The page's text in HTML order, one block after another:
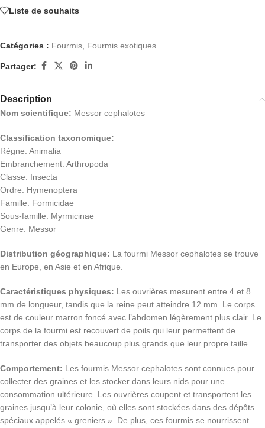
Liste de souhaits
Catégories : Fourmis, Fourmis exotiques
Partager:
Description
Nom scientifique: Messor cephalotes
Classification taxonomique:
Règne: Animalia
Embranchement: Arthropoda
Classe: Insecta
Ordre: Hymenoptera
Famille: Formicidae
Sous-famille: Myrmicinae
Genre: Messor
Distribution géographique: La fourmi Messor cephalotes se trouve
en Europe, en Asie et en Afrique.
Caractéristiques physiques: Les ouvrières mesurent entre 4 et 8
mm de longueur, tandis que la reine peut atteindre 12 mm. Le corps
est de couleur marron foncé avec l’abdomen légèrement plus clair. Le
corps de la fourmi est recouvert de poils qui leur permettent de
transporter des objets beaucoup plus grands que leur propre taille.
Comportement: Les fourmis Messor cephalotes sont connues pour
collecter des graines et les stocker dans leurs nids pour une
consommation ultérieure. Les ouvrières coupent et transportent les
graines jusqu’à leur colonie, où elles sont stockées dans des dépôts
spéciaux appelés « greniers ». De plus, ces fourmis se nourrissent